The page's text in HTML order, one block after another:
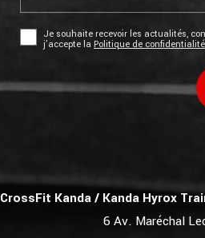
Je souhaite recevoir les actualités,
j’accepte la Politique de confidentialité
CrossFit Kanda / Kanda Hyrox
6 Av. Maréchal